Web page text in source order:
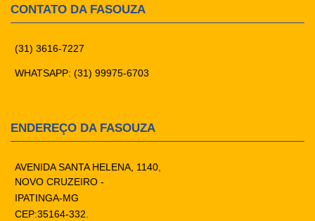
CONTATO DA FASOUZA
(31) 3616-7227
WHATSAPP: (31) 99975-6703
ENDEREÇO DA FASOUZA
AVENIDA SANTA HELENA, 1140,
NOVO CRUZEIRO -
IPATINGA-MG
CEP:35164-332.